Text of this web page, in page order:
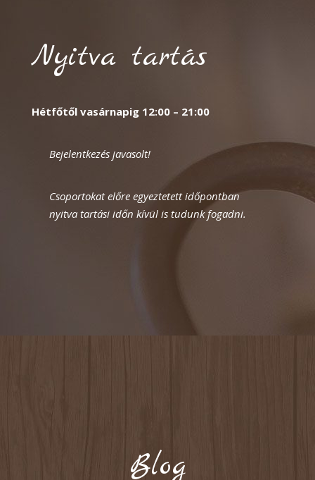
Nyitva tartás
Hétfőtől vasárnapig 12:00 – 21:00
Bejelentkezés javasolt!
Csoportokat előre egyeztetett időpontban
nyitva tartási időn kívül is tudunk fogadni.
Blog